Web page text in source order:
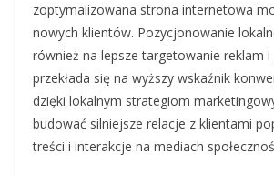
zoptymalizowana strona internetowa
nowych klientów. Pozycjonowanie
również na lepsze targetowanie reklam
przekłada się na wyższy wskaźnik
dzięki lokalnym strategiom
budować silniejsze relacje z klientami
treści i interakcje na mediach